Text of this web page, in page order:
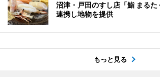
沼津・戸田のすし店「鮨 まる
連携し地物を提供
もっと見る